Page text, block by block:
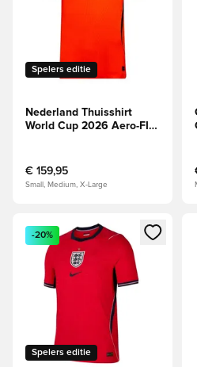
Spelers editie
Nederland Thuisshirt
World Cup 2026 Aero-FIT
€ 159,95
Small, Medium, X-Large
Opent een venster om in te
Spelers editie
-20%